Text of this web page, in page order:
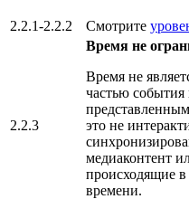
2.2.1-2.2.2 Смотрите
2.2.3
Время не
Время не
частью события
это не
медиаконтент
происходящие
времени.